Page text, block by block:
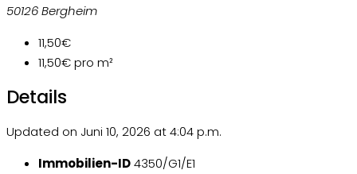
50126 Bergheim
11,50€
11,50€pro m²
Details
Updated on Juni 10, 2026 at 4:04 p.m.
Immobilien-ID4350/G1/E1